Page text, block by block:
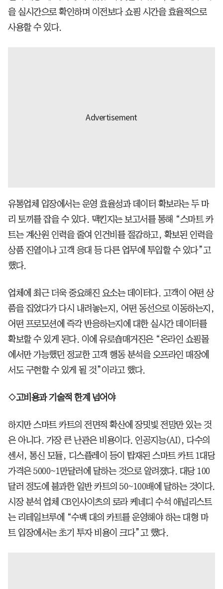
을 실시간으로 확인하며 이전보다 쇼핑 시간을 효율적으로
사용할 수 있다.
유통업체 입장에서는 운영 효율성과 데이터 확보라는 두 마
리 토끼를 잡을 수 있다. 맥킨지는 보고서를 통해 “스마트 카
트는 계산원 인력을 줄여 인건비를 절감하고, 확보된 인력을
상품 진열이나 고객 응대 등 다른 업무에 투입할 수 있다”고
했다.
업체에 최근 더욱 중요해진 요소는 데이터다. 고객이 어떤 상
품을 집었다가 다시 내려놓는지, 어떤 동선으로 이동하는지,
어떤 프로모션에 즉각 반응하는지에 대한 실시간 데이터를
확보할 수 있게 된다. 이에 유로숍매거진은 “온라인 쇼핑몰
에서만 가능했던 정교한 고객 행동 분석을 오프라인 매장에
서도 구현할 수 있게 될 것”이라고 했다.
◇고비용과 기술적 한계 넘어야
하지만 스마트 카트의 전면적 확산에 장밋빛 전망만 있는 것
은 아니다. 가장 큰 난관은 비용이다. 인공지능(AI), 다수의
센서, 통신 모듈, 디스플레이 등이 탑재된 스마트 카트 1대당
가격은 5000~1만달러에 달하는 것으로 알려졌다. 대당 100
달러 정도에 불과한 일반 카트의 50~100배에 달하는 것이다.
시장 분석 업체 CB인사이츠의 로라 케네디 수석 애널리스트
는 리테일브루에 “수백 대의 카트를 운영해야 하는 대형 마
트 입장에서는 초기 투자 비용이 크다”고 했다.